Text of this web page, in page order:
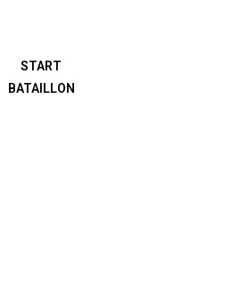
START
BATAILLON